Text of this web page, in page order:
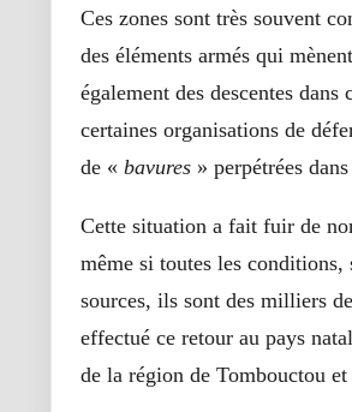
Ces zones sont très souvent
des éléments armés qui
également des descentes
certaines organisations de
de « bavures » perpétrées
Cette situation a fait fuir de
même si toutes les conditions,
sources, ils sont des milliers
effectué ce retour au pays
de la région de Tombouctou